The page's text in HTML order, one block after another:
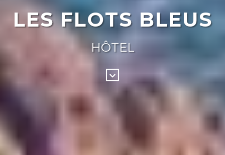
LES FLOTS BLEUS
HÔTEL